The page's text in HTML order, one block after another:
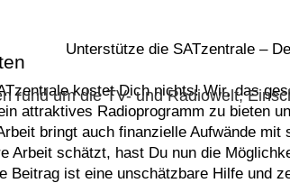
rund um die TV- und Radiowelt,
Unterstütze die SATzentrale –
kostet Dich nichts! Wir, das
attraktives Radioprogramm zu bieten
bringt auch finanzielle Aufwände
Arbeit schätzt, hast Du nun die
Beitrag ist eine unschätzbare Hilfe und